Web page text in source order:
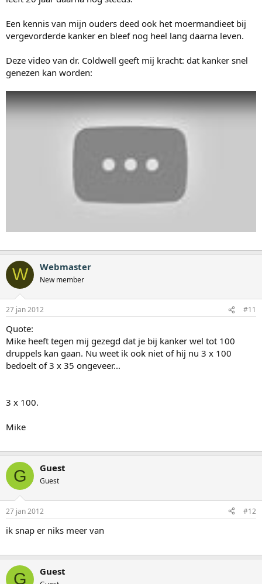
Een kennis van mijn ouders deed ook het moermandieet bij
vergevorderde kanker en bleef nog heel lang daarna leven.
Deze video van dr. Coldwell geeft mij kracht: dat kanker snel
genezen kan worden:
W Webmaster
New member
27 jan 2012 #11
Quote:
Mike heeft tegen mij gezegd dat je bij kanker wel tot 100
druppels kan gaan. Nu weet ik ook niet of hij nu 3 x 100
bedoelt of 3 x 35 ongeveer...
3 x 100.
Mike
G Guest
Guest
27 jan 2012 #12
ik snap er niks meer van
G Guest